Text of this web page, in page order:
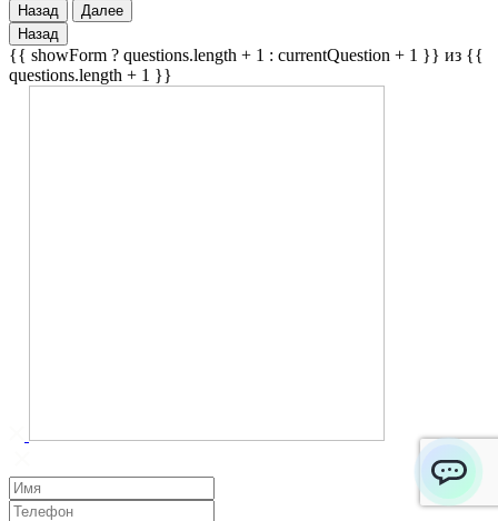
Назад
Далее
Назад
{{ showForm ? questions.length + 1 : currentQuestion + 1 }} из {{
questions.length + 1 }}